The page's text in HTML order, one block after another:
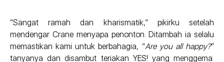
“Sangat ramah dan kharismatik,” pikirku setelah
mendengar Crane menyapa penonton. Ditambah ia selalu
memastikan kami untuk berbahagia, “Are you all happy?”
tanyanya dan disambut teriakan YES! yang menggema.